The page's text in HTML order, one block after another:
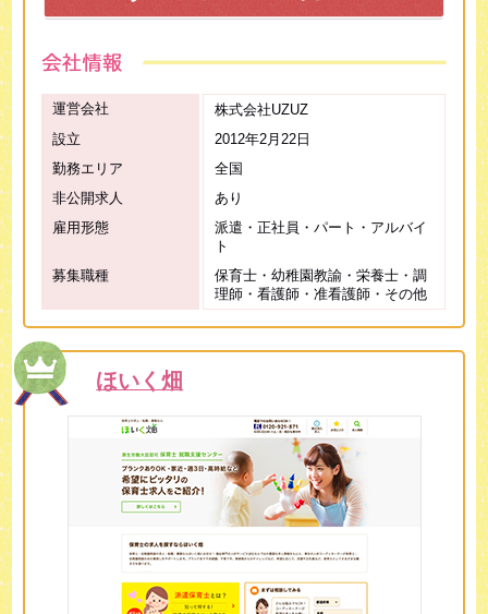
運営会社
株式会社UZUZ
設立
2012年2月22日
勤務エリア
全国
非公開求人
あり
雇用形態
派遣・正社員・パート・アルバイ
ト
募集職種
保育士・幼稚園教諭・栄養士・調
理師・看護師・准看護師・その他
ほいく畑